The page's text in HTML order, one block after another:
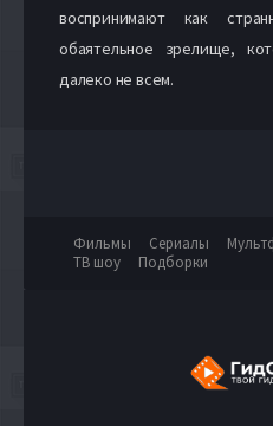
воспринимают как
обаятельное зрелище,
далеко не всем.
Фильмы Сериалы
ТВ шоу
Подборки